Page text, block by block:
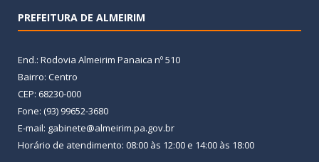
PREFEITURA DE ALMEIRIM
End.: Rodovia Almeirim Panaica nº 510
Bairro: Centro
CEP: 68230-000
Fone: (93) 99652-3680
E-mail: gabinete@almeirim.pa.gov.br
Horário de atendimento: 08:00 às 12:00 e 14:00 às 18:00